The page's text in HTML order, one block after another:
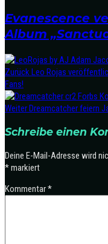
Evanescence
Album
ZurückLeo Rojas
Fans!
WeiterDreamcatcher feiern
Schreibe einen
Deine E-Mail-Adresse wird
*markiert
Kommentar*